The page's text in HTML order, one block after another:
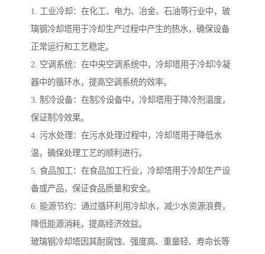
1. 工业冷却：在化工、电力、冶金、石油等行业中，玻
璃钢冷却塔用于冷却生产过程中产生的热水，确保设备
正常运行和工艺稳定。
2. 空调系统：在中央空调系统中，冷却塔用于冷却冷凝
器中的循环水，提高空调系统的效率。
3. 制冷设备：在制冷设备中，冷却塔用于降冷剂温度，
保证制冷效果。
4. 污水处理：在污水处理过程中，冷却塔用于降低水
温，确保处理工艺的顺利进行。
5. 食品加工：在食品加工行业，冷却塔用于冷却生产设
备或产品，保证食品质量和安全。
6. 能源节约：通过循环利用冷却水，减少水资源浪费，
降低能源消耗，提高经济效益。
玻璃钢冷却塔因其耐腐蚀、强度高、重量轻、寿命长等